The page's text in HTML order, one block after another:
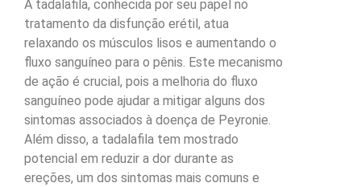
A tadalafila, conhecida por seu papel no
tratamento da disfunção erétil, atua
relaxando os músculos lisos e aumentando o
fluxo sanguíneo para o pênis. Este mecanismo
de ação é crucial, pois a melhoria do fluxo
sanguíneo pode ajudar a mitigar alguns dos
sintomas associados à doença de Peyronie.
Além disso, a tadalafila tem mostrado
potencial em reduzir a dor durante as
ereções, um dos sintomas mais comuns e